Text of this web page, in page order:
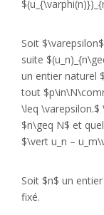
Soit
suite
un entier naturel
tout
\leq \varepsilon.$
$n\geq N$ et
$\vert u_n –
Soit $n$ un
fixé.